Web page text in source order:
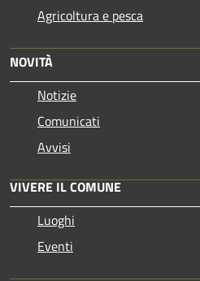
Agricoltura e pesca
NOVITÀ
Notizie
Comunicati
Avvisi
VIVERE IL COMUNE
Luoghi
Eventi